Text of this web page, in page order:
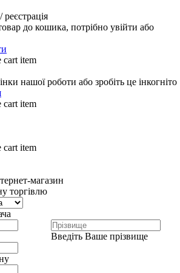
реєстрація
до кошика, потрібно увійти або
нашої роботи або зробіть це інкогніто
магазин
торгівлю
Введіть Ваше прізвище